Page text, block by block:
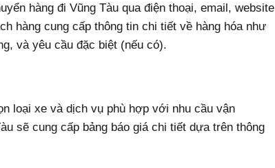
hàng đi Vũng Tàu qua điện thoại, email, website
hàng cung cấp thông tin chi tiết về hàng hóa như
và yêu cầu đặc biệt (nếu có).
loại xe và dịch vụ phù hợp với nhu cầu vận
sẽ cung cấp bảng báo giá chi tiết dựa trên thông